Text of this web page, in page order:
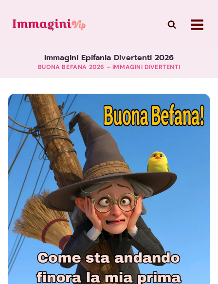
Immagini Epifania Divertenti 2026
BUONA BEFANA 2026 – IMMAGINI DIVERTENTI